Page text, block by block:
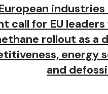
industries
call for EU
rollout as a
energy
and